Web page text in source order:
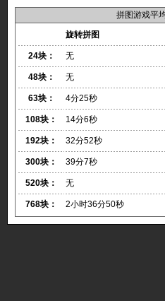
拼图游戏平
旋转拼图
24块： 无
48块： 无
63块： 4分25秒
108块： 14分6秒
192块： 32分52秒
300块： 39分7秒
520块： 无
768块： 2小时36分50秒